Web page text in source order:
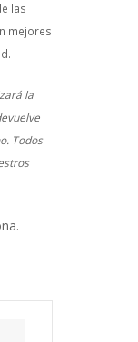
las
mejores
la
Todos